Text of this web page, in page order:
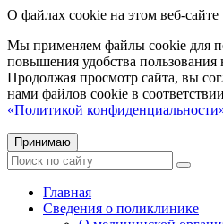
О файлах cookie на этом веб-сайте
Мы применяем файлы cookie для
повышения удобства
Продолжая просмотр сайта, вы
нами файлов cookie в
«Политикой
Принимаю
Главная
Сведения о поликлинике